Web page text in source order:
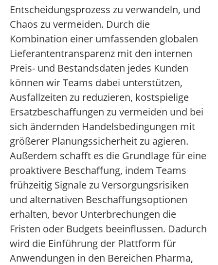
Entscheidungsprozess zu verwandeln, und
Chaos zu vermeiden. Durch die
Kombination einer umfassenden globalen
Lieferantentransparenz mit den internen
Preis- und Bestandsdaten jedes Kunden
können wir Teams dabei unterstützen,
Ausfallzeiten zu reduzieren, kostspielige
Ersatzbeschaffungen zu vermeiden und bei
sich ändernden Handelsbedingungen mit
größerer Planungssicherheit zu agieren.
Außerdem schafft es die Grundlage für eine
proaktivere Beschaffung, indem Teams
frühzeitig Signale zu Versorgungsrisiken
und alternativen Beschaffungsoptionen
erhalten, bevor Unterbrechungen die
Fristen oder Budgets beeinflussen. Dadurch
wird die Einführung der Plattform für
Anwendungen in den Bereichen Pharma,